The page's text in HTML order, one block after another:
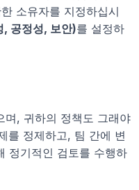
소유자를 지정하십시
, 공정성, 보안)를 설정하
며, 귀하의 정책도 그래야
를 정제하고, 팀 간에 변
정기적인 검토를 수행하